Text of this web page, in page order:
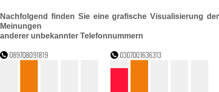
Nachfolgend finden Sie eine grafische Visualisierung der
Meinungen
anderer unbekannter Telefonnummern